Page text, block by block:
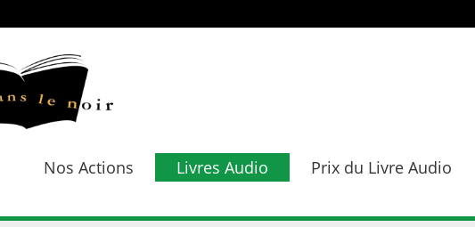
Nos Actions Livres Audio Prix du Livre Audio